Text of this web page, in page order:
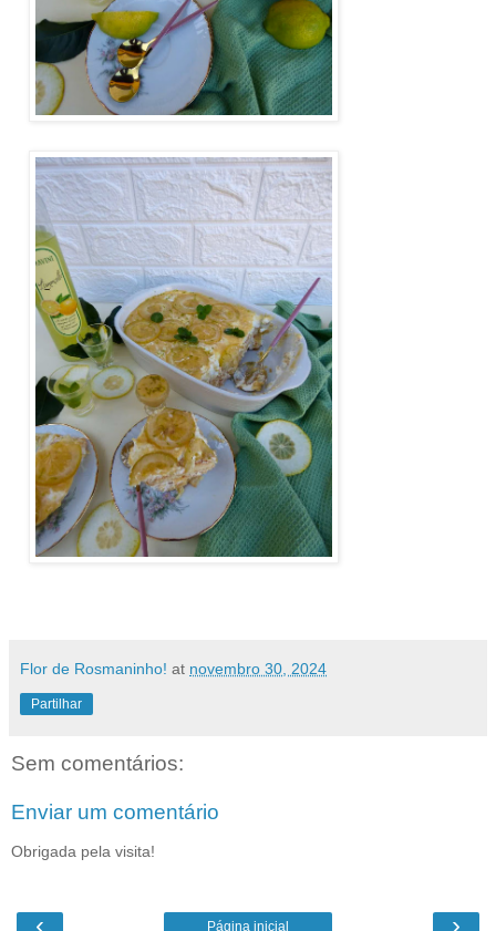
Flor de Rosmaninho! at novembro 30, 2024
Partilhar
Sem comentários:
Enviar um comentário
Obrigada pela visita!
‹ ›
Página inicial